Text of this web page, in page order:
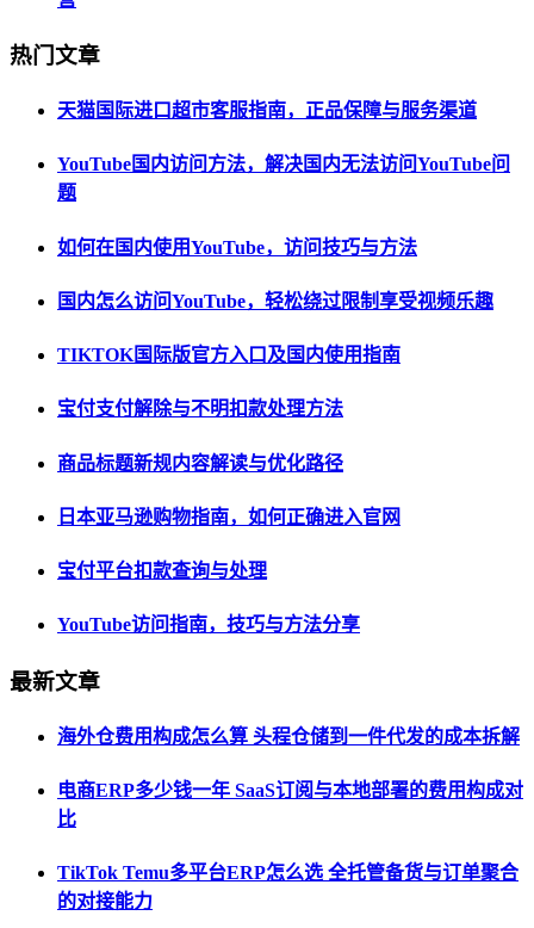
热门文章
天猫国际进口超市客服指南，正品保障与服务渠道
YouTube国内访问方法，解决国内无法访问YouTube问
题
如何在国内使用YouTube，访问技巧与方法
国内怎么访问YouTube，轻松绕过限制享受视频乐趣
TIKTOK国际版官方入口及国内使用指南
宝付支付解除与不明扣款处理方法
商品标题新规内容解读与优化路径
日本亚马逊购物指南，如何正确进入官网
宝付平台扣款查询与处理
YouTube访问指南，技巧与方法分享
最新文章
海外仓费用构成怎么算 头程仓储到一件代发的成本拆解
电商ERP多少钱一年 SaaS订阅与本地部署的费用构成对
比
TikTok Temu多平台ERP怎么选 全托管备货与订单聚合
的对接能力